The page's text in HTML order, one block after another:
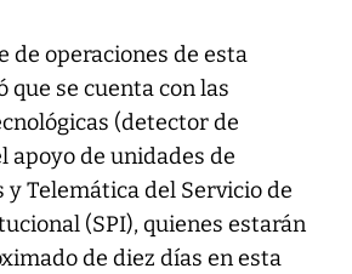
de operaciones de esta
que se cuenta con las
(detector de
apoyo de unidades de
y Telemática del Servicio de
(SPI), quienes estarán
de diez días en esta